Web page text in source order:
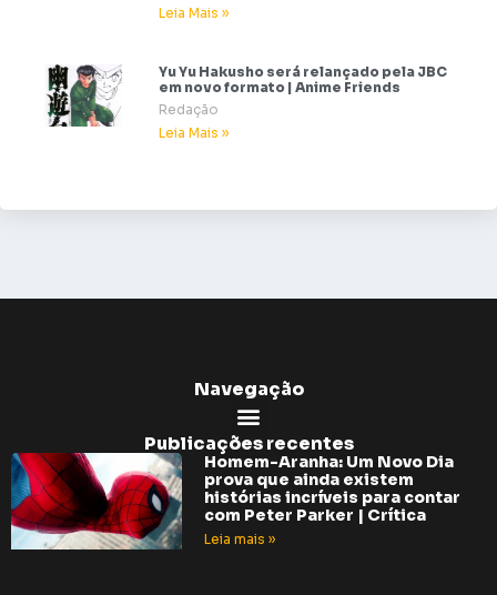
Leia Mais »
Yu Yu Hakusho será relançado pela JBC
em novo formato | Anime Friends
Redação
Leia Mais »
Navegação
Publicações recentes
Homem-Aranha: Um Novo Dia
prova que ainda existem
histórias incríveis para contar
com Peter Parker | Crítica
Leia mais »